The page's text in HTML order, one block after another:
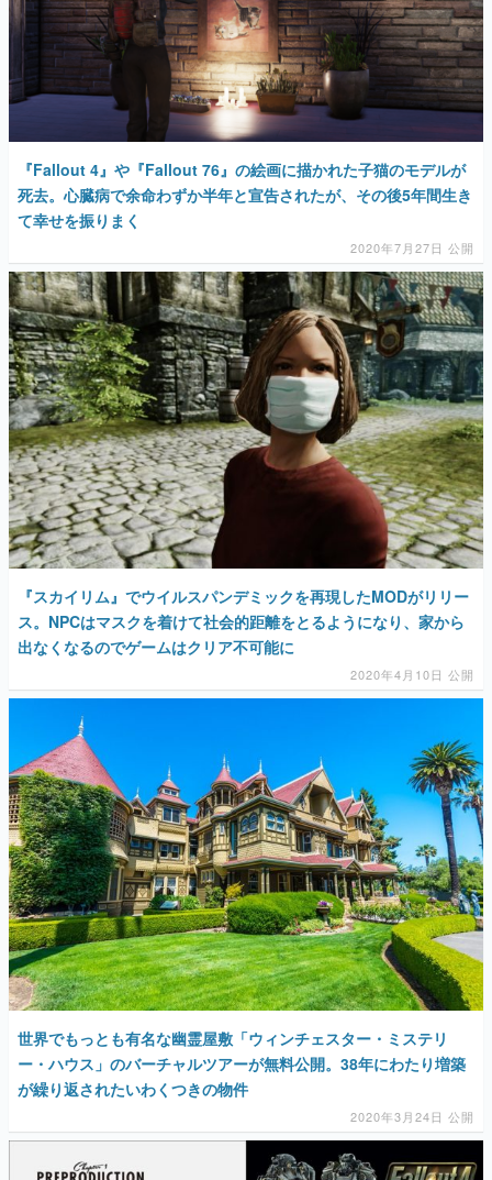
『Fallout 4』や『Fallout 76』の絵画に描かれた子猫のモデルが
死去。心臓病で余命わずか半年と宣告されたが、その後5年間生き
て幸せを振りまく
2020年7月27日 公開
『スカイリム』でウイルスパンデミックを再現したMODがリリー
ス。NPCはマスクを着けて社会的距離をとるようになり、家から
出なくなるのでゲームはクリア不可能に
2020年4月10日 公開
世界でもっとも有名な幽霊屋敷「ウィンチェスター・ミステリ
ー・ハウス」のバーチャルツアーが無料公開。38年にわたり増築
が繰り返されたいわくつきの物件
2020年3月24日 公開